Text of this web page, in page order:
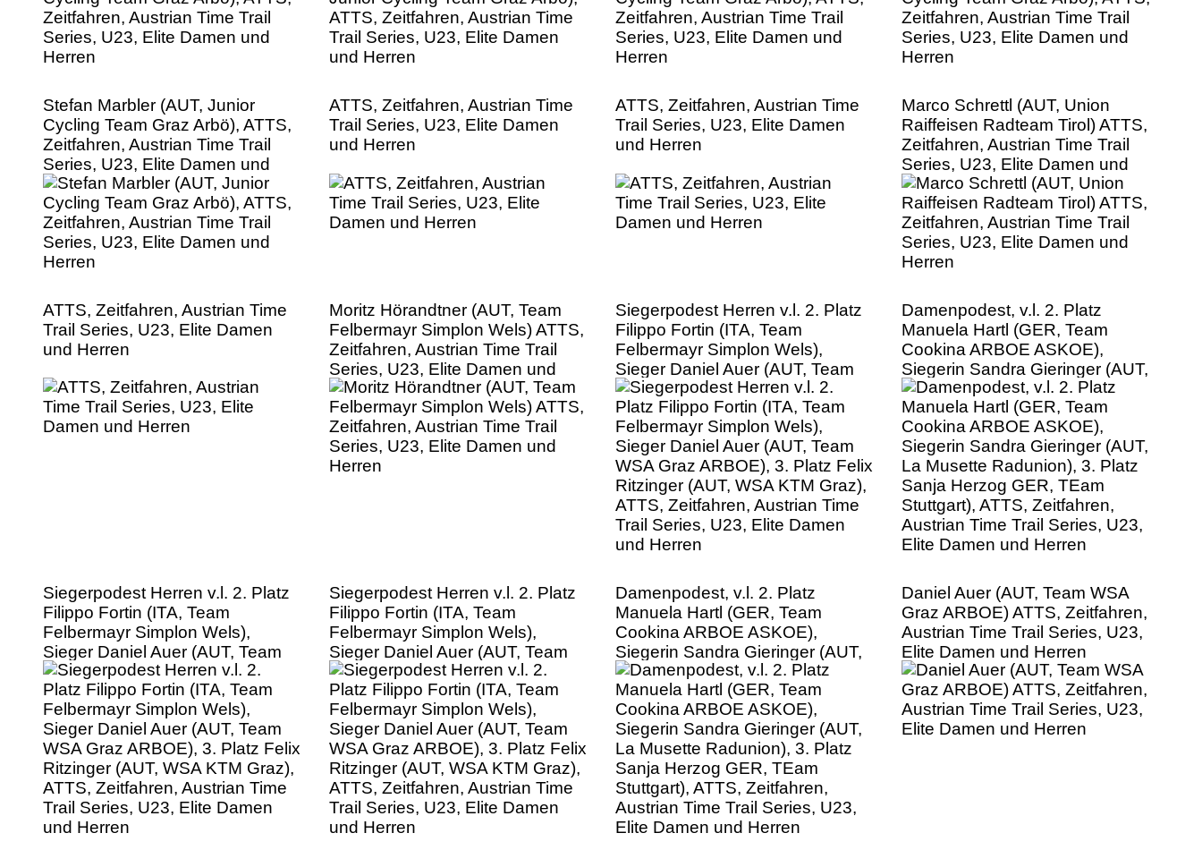
Stefan Marbler (AUT, Junior
Cycling Team Graz Arbö), ATTS,
Zeitfahren, Austrian Time Trail
Series, U23, Elite Damen und
Herren
ATTS, Zeitfahren, Austrian Time
Trail Series, U23, Elite Damen
und Herren
ATTS, Zeitfahren, Austrian Time
Trail Series, U23, Elite Damen
und Herren
Marco Schrettl (AUT, Union
Raiffeisen Radteam Tirol) ATTS,
Zeitfahren, Austrian Time Trail
Series, U23, Elite Damen und
Herren
ATTS, Zeitfahren, Austrian Time
Trail Series, U23, Elite Damen
und Herren
Moritz Hörandtner (AUT, Team
Felbermayr Simplon Wels) ATTS,
Zeitfahren, Austrian Time Trail
Series, U23, Elite Damen und
Herren
Siegerpodest Herren v.l. 2. Platz
Filippo Fortin (ITA, Team
Felbermayr Simplon Wels),
Sieger Daniel Auer (AUT, Team
WSA Graz ARBOE), 3. Platz Felix
Ritzinger (AUT, WSA KTM Graz),
ATTS, Zeitfahren, Austrian Time
Trail Series, U23, Elite Damen
und Herren
Damenpodest, v.l. 2. Platz
Manuela Hartl (GER, Team
Cookina ARBOE ASKOE),
Siegerin Sandra Gieringer (AUT,
La Musette Radunion), 3. Platz
Sanja Herzog GER, TEam
Stuttgart), ATTS, Zeitfahren,
Austrian Time Trail Series, U23,
Elite Damen und Herren
Siegerpodest Herren v.l. 2. Platz
Filippo Fortin (ITA, Team
Felbermayr Simplon Wels),
Sieger Daniel Auer (AUT, Team
WSA Graz ARBOE), 3. Platz Felix
Ritzinger (AUT, WSA KTM Graz),
ATTS, Zeitfahren, Austrian Time
Trail Series, U23, Elite Damen
und Herren
Siegerpodest Herren v.l. 2. Platz
Filippo Fortin (ITA, Team
Felbermayr Simplon Wels),
Sieger Daniel Auer (AUT, Team
WSA Graz ARBOE), 3. Platz Felix
Ritzinger (AUT, WSA KTM Graz),
ATTS, Zeitfahren, Austrian Time
Trail Series, U23, Elite Damen
und Herren
Damenpodest, v.l. 2. Platz
Manuela Hartl (GER, Team
Cookina ARBOE ASKOE),
Siegerin Sandra Gieringer (AUT,
La Musette Radunion), 3. Platz
Sanja Herzog GER, TEam
Stuttgart), ATTS, Zeitfahren,
Austrian Time Trail Series, U23,
Elite Damen und Herren
Daniel Auer (AUT, Team WSA
Graz ARBOE) ATTS, Zeitfahren,
Austrian Time Trail Series, U23,
Elite Damen und Herren